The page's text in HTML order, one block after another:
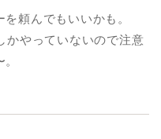
頼んでもいいかも。
かやっていないので注意